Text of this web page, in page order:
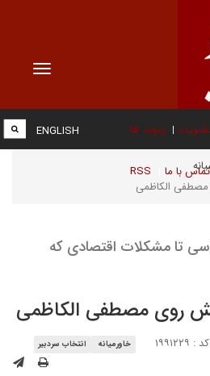
Toggle
پیوند ها
تماس با ما RSS
ENGLISH
الکاظمی
تا مشکلات اقتصادی که
روی مصطفی الکاظمی
کد : ۱۹۹۱۲۲۹ خاورمیانه انتخاب سردبیر